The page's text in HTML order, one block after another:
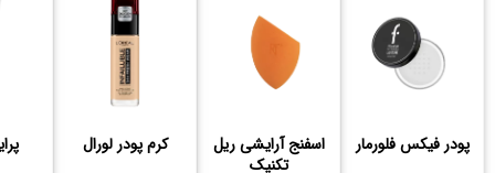
پودر فیکس فلورمار
اسفنج آرایشی ریل
تکنیک
کرم پودر لورال